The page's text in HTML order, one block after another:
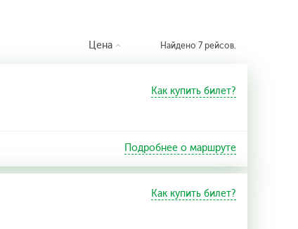
Цена Найдено 7 рейсов.
Как купить билет?
Подробнее о маршруте
Как купить билет?